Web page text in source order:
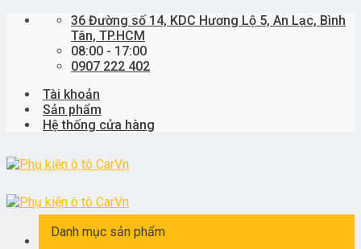
Skip
36 Đường số 14, KDC Hương Lộ 5, An Lạc, Bình
Tân, TP.HCM
08:00 - 17:00
0907 222 402
Tài khoản
Sản phẩm
Hệ thống cửa hàng
Danh mục sản phẩm